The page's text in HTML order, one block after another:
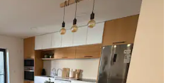
s oznakom „Odabrali gosti”